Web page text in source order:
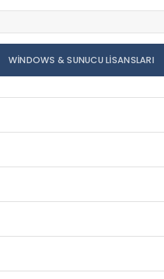
WINDOWS & SUNUCU LISANSLARI